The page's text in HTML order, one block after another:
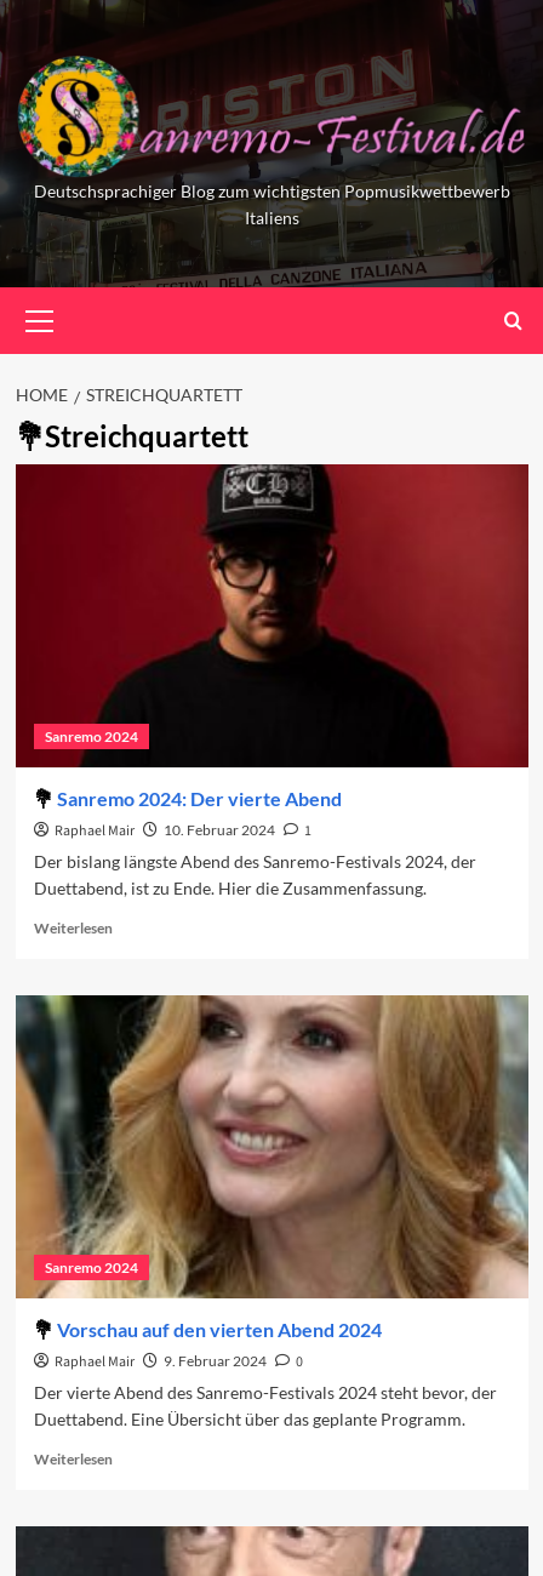
Skip
to
content
Deutschsprachiger Blog zum wichtigsten Popmusikwettbewerb
Italiens
Menu
HOME STREICHQUARTETT
Streichquartett
Sanremo 2024
Sanremo 2024: Der vierte Abend
Raphael Mair 10. Februar 2024
1
Der bislang längste Abend des Sanremo-Festivals 2024, der
Duettabend, ist zu Ende. Hier die Zusammenfassung.
WeiterlesenRead
Sanremo
2024:
Der
vierte
Abend
Sanremo 2024
Vorschau auf den vierten Abend 2024
Raphael Mair 9. Februar 2024
0
Der vierte Abend des Sanremo-Festivals 2024 steht bevor, der
Duettabend. Eine Übersicht über das geplante Programm.
WeiterlesenRead
Vorschau